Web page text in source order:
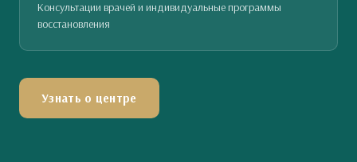
Консультации врачей и индивидуальные программы
восстановления
Узнать о центре